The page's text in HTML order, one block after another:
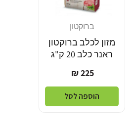
ברוקטון
מזון לכלב ברוקטון
ראנר כלב 20 ק"ג
מחיר
רגיל
225 ₪
הוספה לסל